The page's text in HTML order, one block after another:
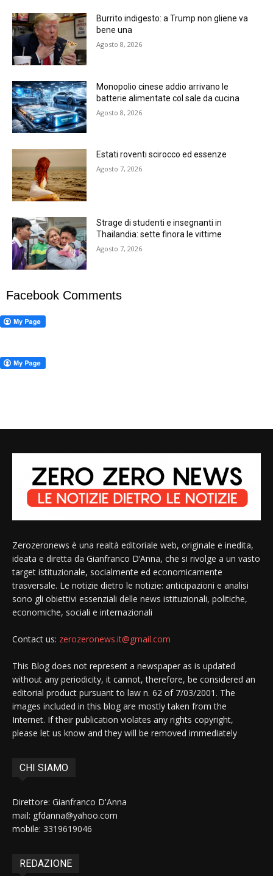
Burrito indigesto: a Trump non gliene va
bene una
Agosto 8, 2026
Monopolio cinese addio arrivano le
batterie alimentate col sale da cucina
Agosto 8, 2026
Estati roventi scirocco ed essenze
Agosto 7, 2026
Strage di studenti e insegnanti in
Thailandia: sette finora le vittime
Agosto 7, 2026
Facebook Comments
Zerozeronews è una realtà editoriale web, originale e inedita,
ideata e diretta da Gianfranco D’Anna, che si rivolge a un vasto
target istituzionale, socialmente ed economicamente
trasversale. Le notizie dietro le notizie: anticipazioni e analisi
sono gli obiettivi essenziali delle news istituzionali, politiche,
economiche, sociali e internazionali
Contact us: zerozeronews.it@gmail.com
This Blog does not represent a newspaper as is updated
without any periodicity, it cannot, therefore, be considered an
editorial product pursuant to law n. 62 of 7/03/2001. The
images included in this blog are mostly taken from the
Internet. If their publication violates any rights copyright,
please let us know and they will be removed immediately
CHI SIAMO
Direttore: Gianfranco D'Anna
mail: gfdanna@yahoo.com
mobile: 3319619046
REDAZIONE